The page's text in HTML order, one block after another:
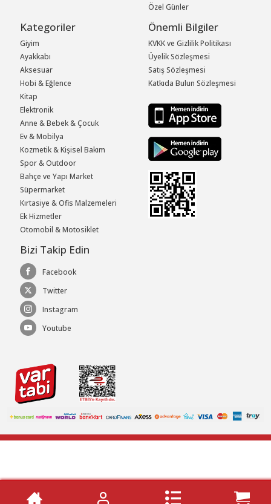
Özel Günler
Kategoriler
Giyim
Ayakkabı
Aksesuar
Hobi & Eğlence
Kitap
Elektronik
Anne & Bebek & Çocuk
Ev & Mobilya
Kozmetik & Kişisel Bakım
Spor & Outdoor
Bahçe ve Yapı Market
Süpermarket
Kırtasiye & Ofis Malzemeleri
Ek Hizmetler
Otomobil & Motosiklet
Önemli Bilgiler
KVKK ve Gizlilik Politikası
Üyelik Sözleşmesi
Satış Sözleşmesi
Katkıda Bulun Sözleşmesi
Bizi Takip Edin
Facebook
Twitter
Instagram
Youtube